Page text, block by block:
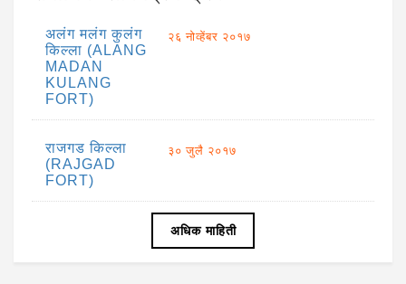
अलंग मलंग कुलंग
किल्ला (ALANG
MADAN
KULANG
FORT)
२६ नोव्हेंबर २०१७
राजगड किल्ला
(RAJGAD
FORT)
३० जुलै २०१७
अधिक माहिती